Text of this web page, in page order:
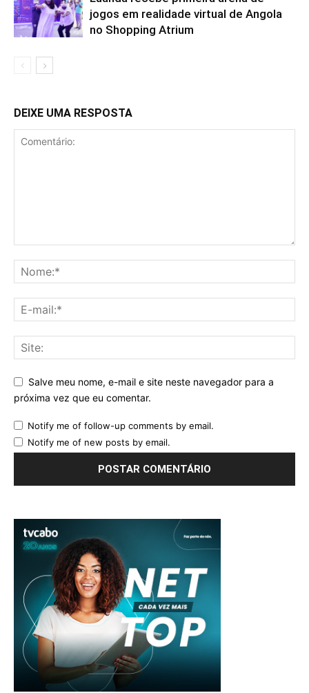
jogos em realidade virtual de Angola
no Shopping Atrium
DEIXE UMA RESPOSTA
Salve meu nome, e-mail e site neste navegador para a
próxima vez que eu comentar.
Notify me of follow-up comments by email.
Notify me of new posts by email.